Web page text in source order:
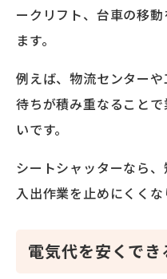
ークリフト、台車の移
ます。
例えば、物流センター
待ちが積み重なること
いです。
シートシャッターなら
入出作業を止めにくくな
電気代を安くでき